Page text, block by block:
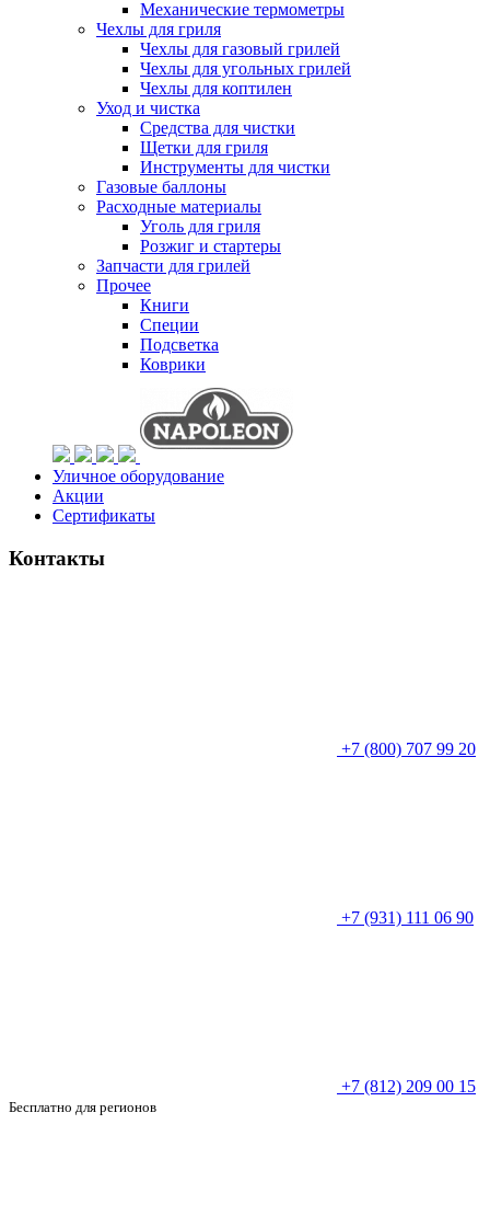
Механические термометры
Чехлы для гриля
Чехлы для газовый грилей
Чехлы для угольных грилей
Чехлы для коптилен
Уход и чистка
Средства для чистки
Щетки для гриля
Инструменты для чистки
Газовые баллоны
Расходные материалы
Уголь для гриля
Розжиг и стартеры
Запчасти для грилей
Прочее
Книги
Специи
Подсветка
Коврики
Уличное оборудование
Акции
Сертификаты
Контакты
+7 (800) 707 99 20
+7 (931) 111 06 90
+7 (812) 209 00 15
Бесплатно для регионов